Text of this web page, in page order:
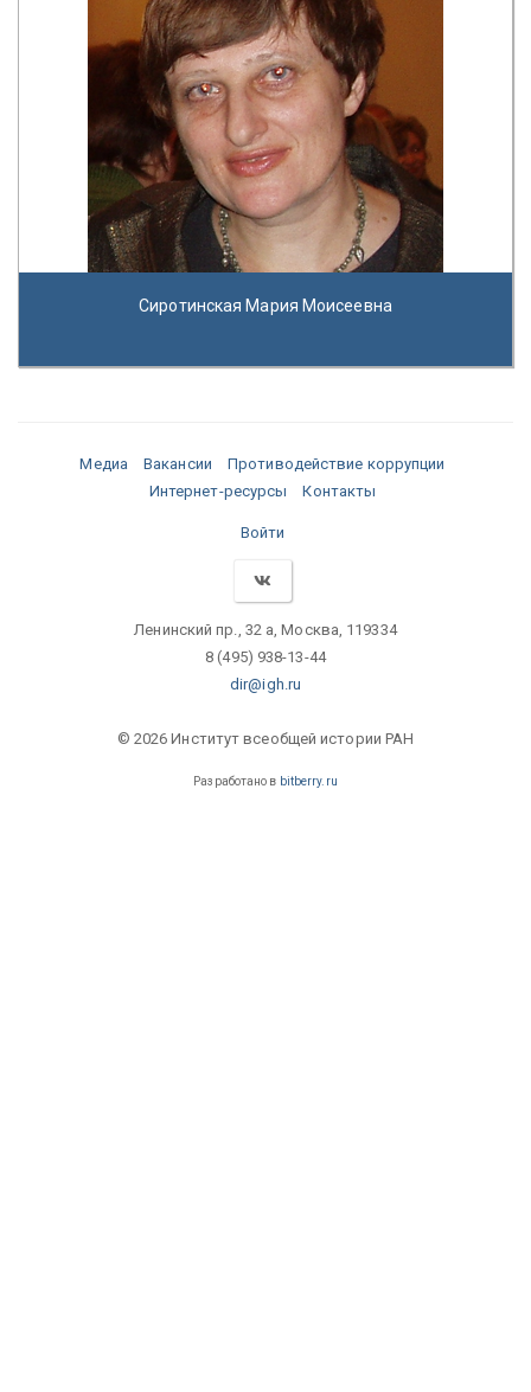
Сиротинская Мария Моисеевна
Медиа Вакансии
Противодействие коррупции
Интернет-ресурсы
Контакты
Войти
Ленинский пр., 32 а, Москва, 119334
8 (495) 938-13-44
dir@igh.ru
© 2026 Институт всеобщей истории РАН
Разработано в bitberry.ru